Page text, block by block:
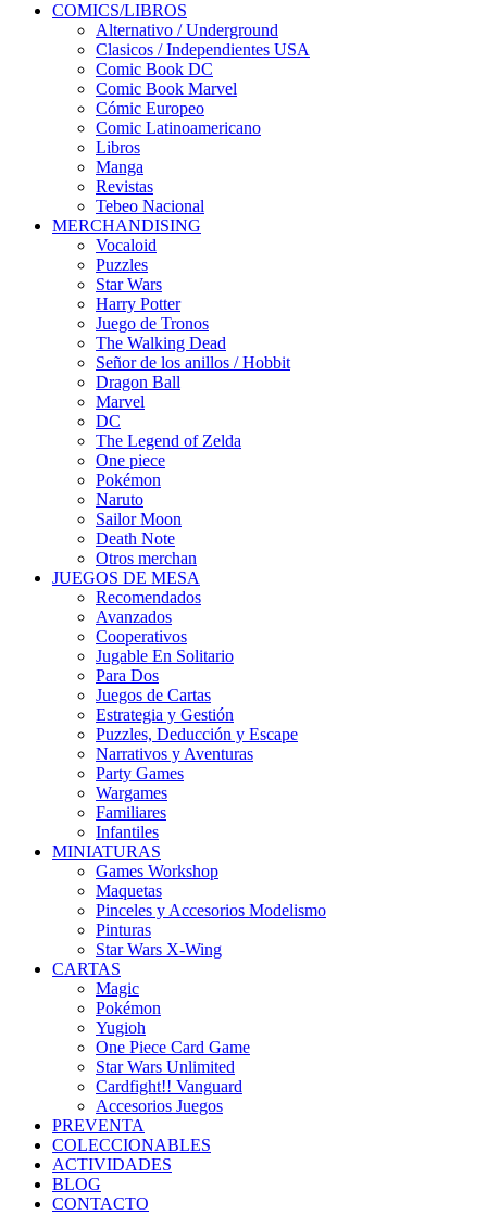
COMICS/LIBROS
Alternativo / Underground
Clasicos / Independientes USA
Comic Book DC
Comic Book Marvel
Cómic Europeo
Comic Latinoamericano
Libros
Manga
Revistas
Tebeo Nacional
MERCHANDISING
Vocaloid
Puzzles
Star Wars
Harry Potter
Juego de Tronos
The Walking Dead
Señor de los anillos / Hobbit
Dragon Ball
Marvel
DC
The Legend of Zelda
One piece
Pokémon
Naruto
Sailor Moon
Death Note
Otros merchan
JUEGOS DE MESA
Recomendados
Avanzados
Cooperativos
Jugable En Solitario
Para Dos
Juegos de Cartas
Estrategia y Gestión
Puzzles, Deducción y Escape
Narrativos y Aventuras
Party Games
Wargames
Familiares
Infantiles
MINIATURAS
Games Workshop
Maquetas
Pinceles y Accesorios Modelismo
Pinturas
Star Wars X-Wing
CARTAS
Magic
Pokémon
Yugioh
One Piece Card Game
Star Wars Unlimited
Cardfight!! Vanguard
Accesorios Juegos
PREVENTA
COLECCIONABLES
ACTIVIDADES
BLOG
CONTACTO